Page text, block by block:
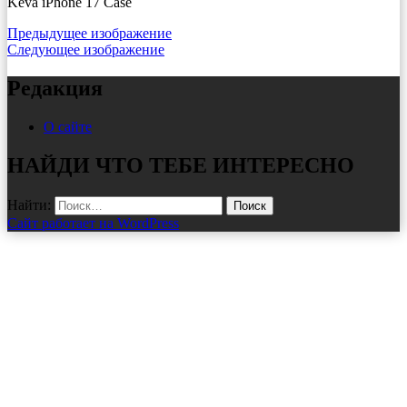
Предыдущее изображение
Следующее изображение
Редакция
О сайте
НАЙДИ ЧТО ТЕБЕ ИНТЕРЕСНО
Найти:
Сайт работает на WordPress